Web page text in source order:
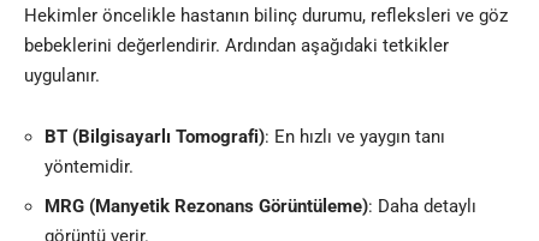
Hekimler öncelikle hastanın bilinç durumu, refleksleri ve göz
bebeklerini değerlendirir. Ardından aşağıdaki tetkikler
uygulanır.
BT (Bilgisayarlı Tomografi): En hızlı ve yaygın tanı
yöntemidir.
MRG (Manyetik Rezonans Görüntüleme): Daha detaylı
görüntü verir.